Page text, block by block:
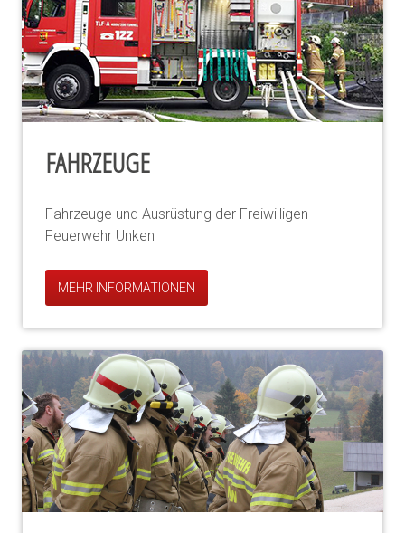
FAHRZEUGE
Fahrzeuge und Ausrüstung der Freiwilligen
Feuerwehr Unken
MEHR INFORMATIONEN